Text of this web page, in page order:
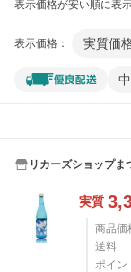
表示価格が安い順に表
表示価格： 実質価
リカーズショップま
実質
商品価
送料
ポイン